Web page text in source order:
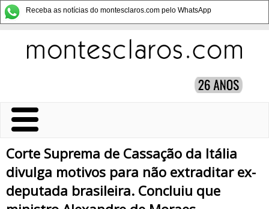
Receba as notícias do montesclaros.com pelo WhatsApp
Corte Suprema de Cassação da Itália
divulga motivos para não extraditar ex-
deputada brasileira. Concluiu que